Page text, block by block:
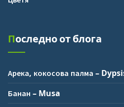
Последно от блога
Арека, кокосова палма –
Банан – Musa